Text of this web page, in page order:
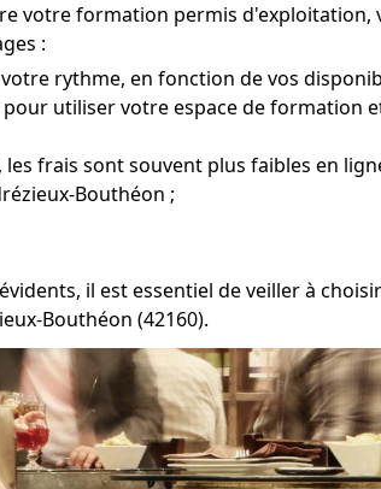
votre formation permis d'exploitation,
:
rythme, en fonction de vos
utiliser votre espace de formation
frais sont souvent plus faibles en
Bouthéon ;
il est essentiel de veiller à
Bouthéon (42160).